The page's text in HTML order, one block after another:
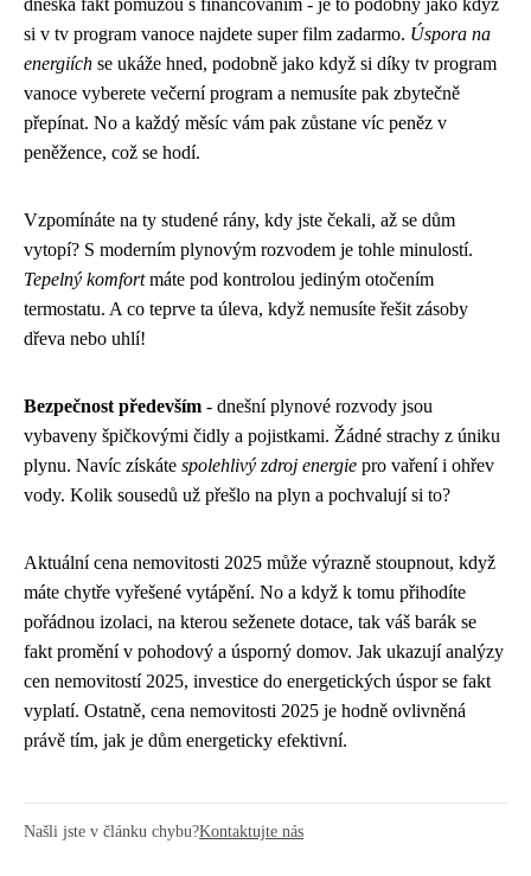
dneska fakt pomůžou s financováním - je to podobný jako když
si v tv program vanoce najdete super film zadarmo. Úspora na
energiích se ukáže hned, podobně jako když si díky tv program
vanoce vyberete večerní program a nemusíte pak zbytečně
přepínat. No a každý měsíc vám pak zůstane víc peněz v
peněžence, což se hodí.
Vzpomínáte na ty studené rány, kdy jste čekali, až se dům
vytopí? S moderním plynovým rozvodem je tohle minulostí.
Tepelný komfortmáte pod kontrolou jediným otočením
termostatu. A co teprve ta úleva, když nemusíte řešit zásoby
dřeva nebo uhlí!
Bezpečnost především - dnešní plynové rozvody jsou
vybaveny špičkovými čidly a pojistkami. Žádné strachy z úniku
plynu. Navíc získáte spolehlivý zdroj energie pro vaření i ohřev
vody. Kolik sousedů už přešlo na plyn a pochvalují si to?
Aktuální cena nemovitosti 2025 může výrazně stoupnout, když
máte chytře vyřešené vytápění. No a když k tomu přihodíte
pořádnou izolaci, na kterou seženete dotace, tak váš barák se
fakt promění v pohodový a úsporný domov. Jak ukazujíanalýzy
cen nemovitostí 2025, investice do energetických úspor se fakt
vyplatí. Ostatně, cena nemovitosti 2025 je hodně ovlivněná
právě tím, jak je dům energeticky efektivní.
Našli jste v článku chybu?Kontaktujte nás